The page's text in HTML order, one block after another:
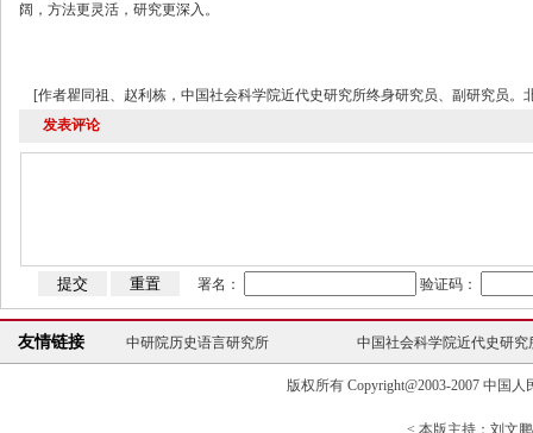
阔，方法更灵活，研究更深入。
[作者瞿同祖、赵利栋，中国社会科学院近代史研究所终身研究员、副研究员。
发表评论
署名： 验证码：
友情链接 中研院历史语言研究所
中国社会科学院近代史研究
中国社会科学院近代史研究
版权所有 Copyright@2003-2007 中国
< 本版主持：刘文